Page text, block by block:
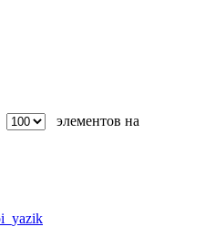
элементов на